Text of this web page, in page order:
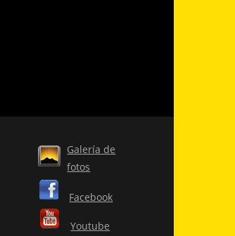
Galería de
fotos
Facebook
Youtube